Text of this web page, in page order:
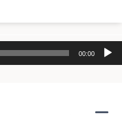
مشغل
00:00